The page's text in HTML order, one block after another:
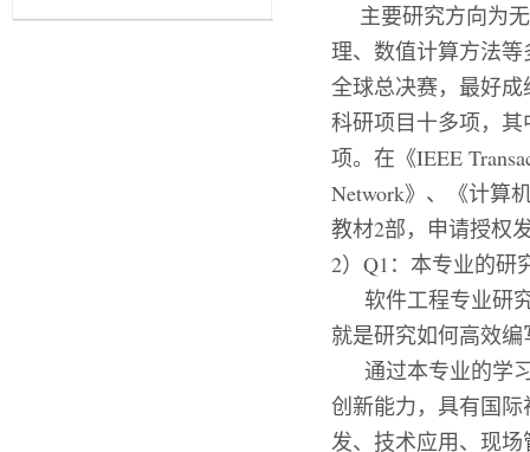
主要研究方向为
理、数值计算方法
全球总决赛，最好
科研项目十多项，
项。在《IEEE
Network》、《计算
教材2部，申请授权
2）Q1：本专业的研
软件工程专业研
就是研究如何高效
通过本专业的学
创新能力，具有国
发、技术应用、现